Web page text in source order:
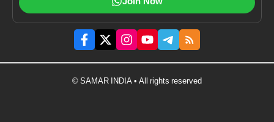
© SAMAR INDIA • All rights reserved